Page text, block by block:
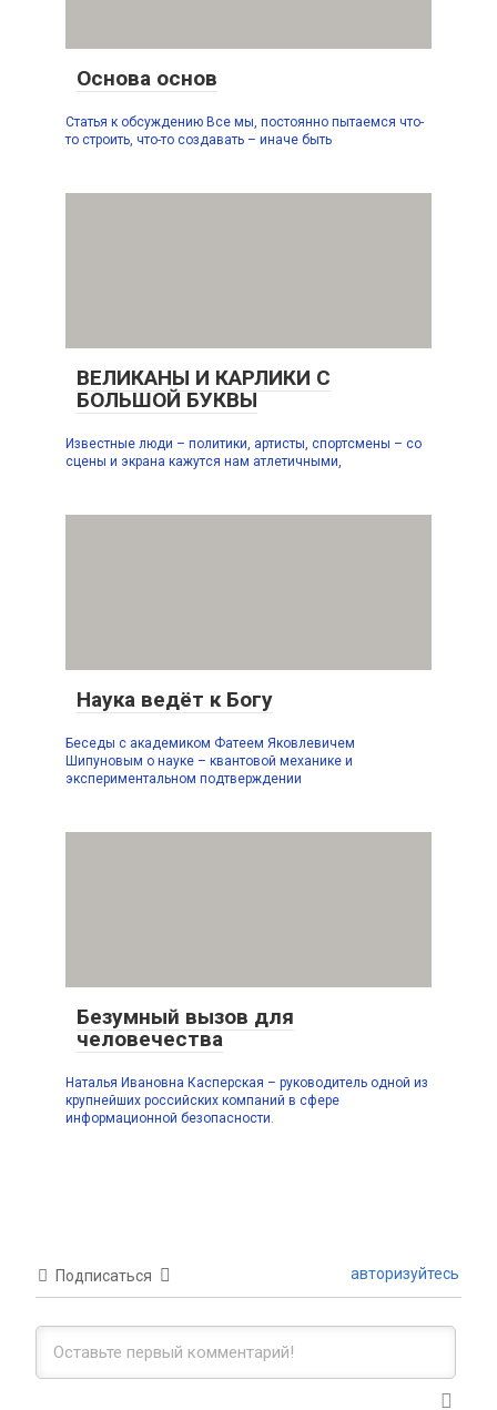
Основа основ
Статья к обсуждению Все мы, постоянно пытаемся что-
то строить, что-то создавать – иначе быть
ВЕЛИКАНЫ И КАРЛИКИ С
БОЛЬШОЙ БУКВЫ
Известные люди – политики, артисты, спортсмены – со
сцены и экрана кажутся нам атлетичными,
Наука ведёт к Богу
Беседы с академиком Фатеем Яковлевичем
Шипуновым о науке – квантовой механике и
экспериментальном подтверждении
Безумный вызов для
человечества
Наталья Ивановна Касперская – руководитель одной из
крупнейших российских компаний в сфере
информационной безопасности.
Подписаться авторизуйтесь